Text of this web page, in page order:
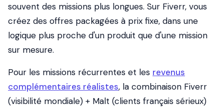
souvent des missions plus longues. Sur Fiverr, vous
créez des offres packagées à prix fixe, dans une
logique plus proche d'un produit que d'une mission
sur mesure.
Pour les missions récurrentes et les revenus
complémentaires réalistes, la combinaison Fiverr
(visibilité mondiale) + Malt (clients français sérieux)